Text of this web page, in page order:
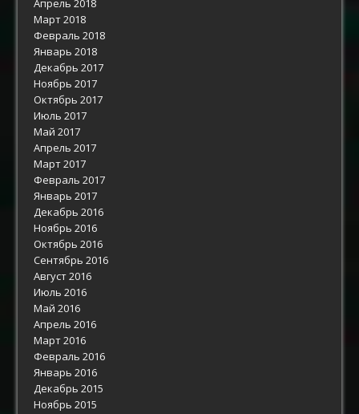
Апрель 2018
Март 2018
Февраль 2018
Январь 2018
Декабрь 2017
Ноябрь 2017
Октябрь 2017
Июль 2017
Май 2017
Апрель 2017
Март 2017
Февраль 2017
Январь 2017
Декабрь 2016
Ноябрь 2016
Октябрь 2016
Сентябрь 2016
Август 2016
Июль 2016
Май 2016
Апрель 2016
Март 2016
Февраль 2016
Январь 2016
Декабрь 2015
Ноябрь 2015